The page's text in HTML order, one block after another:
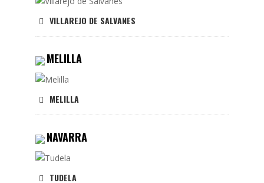
VILLAREJO DE SALVANES
MELILLA
MELILLA
NAVARRA
TUDELA